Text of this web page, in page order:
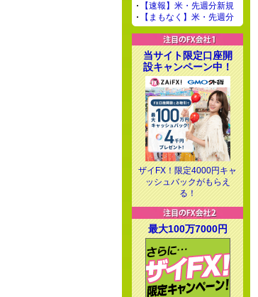
【速報】米・先週分新規
【まもなく】米・先週分
当サイト限定口座開
設キャンペーン中！
ザイFX！限定4000円キャ
ッシュバックがもらえ
る！
最大100万7000円